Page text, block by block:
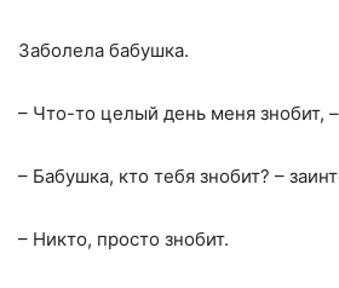
Заболела бабушка.
– Что-то целый день меня знобит,
– Бабушка, кто тебя знобит? –
– Никто, просто знобит.